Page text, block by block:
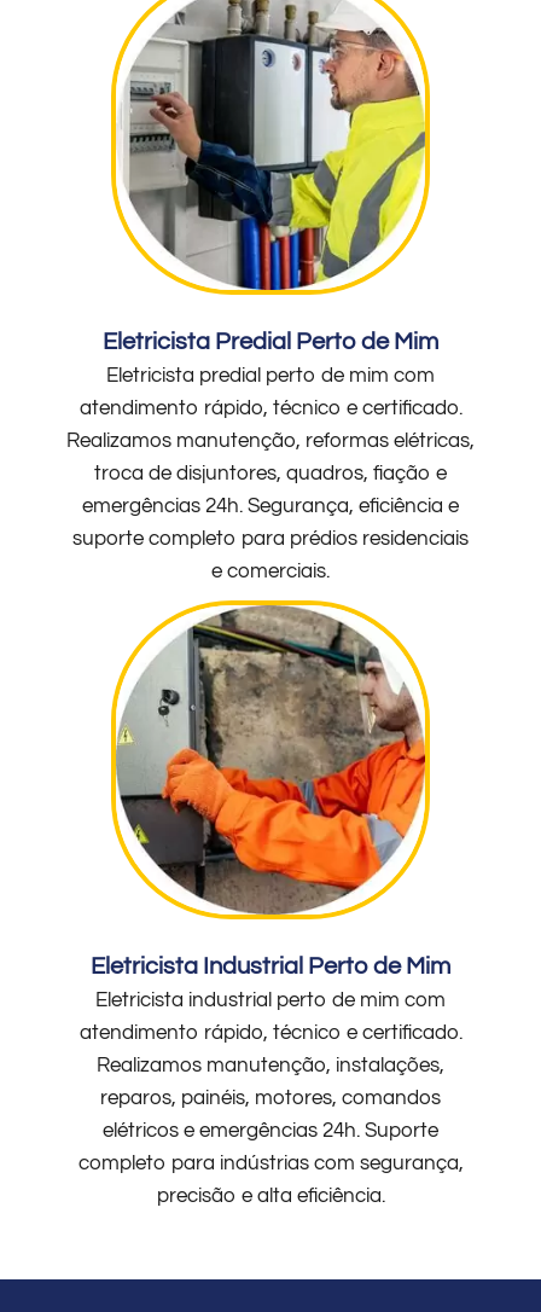
Eletricista Predial Perto de Mim
Eletricista predial perto de mim com
atendimento rápido, técnico e certificado.
Realizamos manutenção, reformas elétricas,
troca de disjuntores, quadros, fiação e
emergências 24h. Segurança, eficiência e
suporte completo para prédios residenciais
e comerciais.
Eletricista Industrial Perto de Mim
Eletricista industrial perto de mim com
atendimento rápido, técnico e certificado.
Realizamos manutenção, instalações,
reparos, painéis, motores, comandos
elétricos e emergências 24h. Suporte
completo para indústrias com segurança,
precisão e alta eficiência.